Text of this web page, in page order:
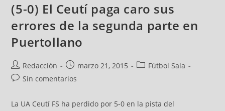
(5-0) El Ceutí paga caro sus
errores de la segunda parte en
Puertollano
Redacción marzo 21, 2015
Fútbol Sala
Sin comentarios
La UA Ceutí FS ha perdido por 5-0 en la pista del